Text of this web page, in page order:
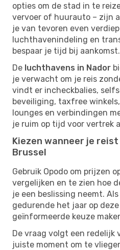
opties om de stad in te
vervoer of huurauto – zijn
je van tevoren even
luchthavenindeling en
bespaar je tijd bij aankomst.
De luchthavens in Nador
je verwacht om je reis
vindt er incheckbalies,
beveiliging, taxfree
lounges en verbindingen
je ruim op tijd voor vertrek
Kiezen wanneer je
Brussel
Gebruik Opodo om prijzen
vergelijken en te zien hoe
je een beslissing neemt.
gedurende het jaar op
geïnformeerde keuze
De vraag volgt een redelijk
juiste moment om te